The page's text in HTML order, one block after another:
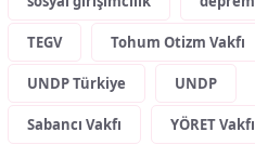
TEGV Tohum Otizm Vakfı
UNDP Türkiye UNDP
Sabancı Vakfı YÖRET Vakfı